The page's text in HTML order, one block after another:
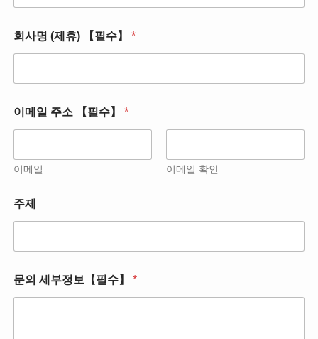
명
【
【
필
수
회사명 (제휴) 【필수】 *
이메일 주소 【필수】 *
이메일 이메일 확인
주제
문의 세부정보【필수】 *